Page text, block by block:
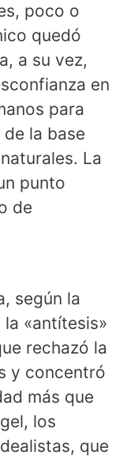
poco o
quedó
a su vez,
en
para
la base
La
punto
de
según la
«antítesis»
rechazó la
y concentró
más que
los
que